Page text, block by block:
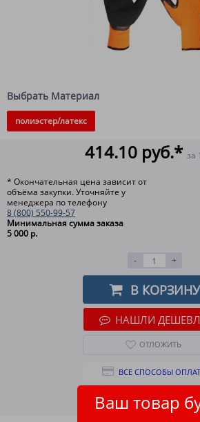
Ваш товар
Выбрать Материал
полиэстер/латекс
414.10 руб.* за
* Окончательная цена зависит от
объёма закупки. Уточняйте у
менеджера по телефону
8 (800) 550-99-57
Минимальная сумма заказа
5 000 р.
- +
В КОРЗИНУ
НАШЛИ
ОТЛОЖИТЬ
ВСЕ СПОСОБЫ
ПОДРОБНЕЕ О